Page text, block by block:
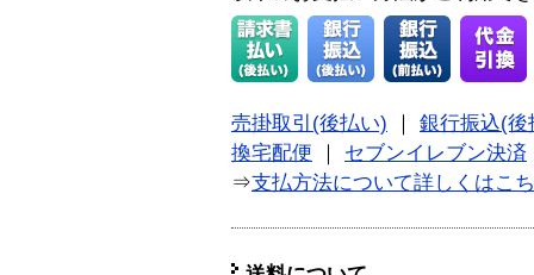
売掛取引(後払い)
銀行振込(後
換宅配便
セブンイレブン決済
⇒支払方法について詳しくはこ